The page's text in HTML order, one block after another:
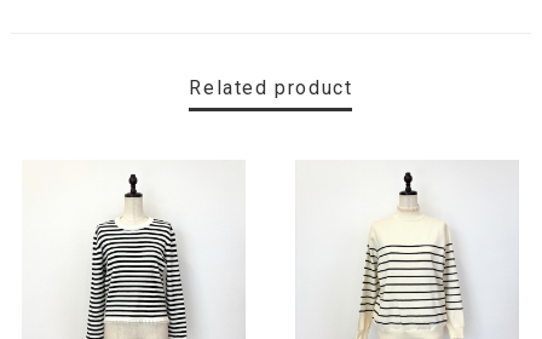
Related product